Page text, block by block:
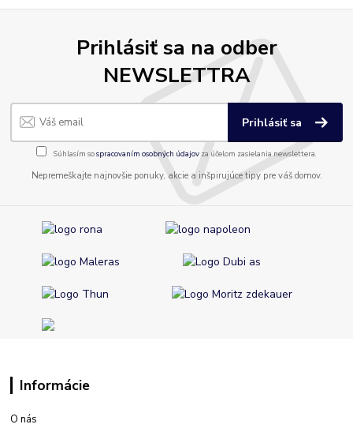
Prihlásiť sa na odber
NEWSLETTRA
Prihlásiť sa
Súhlasím sospracovaním osobných údajov za účelom zasielania newslettera.
Nepremeškajte najnovšie ponuky, akcie a inšpirujúce tipy pre váš domov.
Informácie
O nás